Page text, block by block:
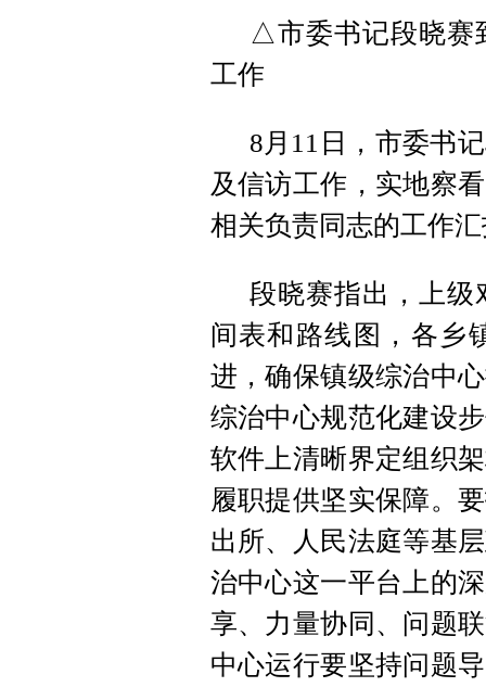
△市委书记段晓赛
工作
8月11日，市委书
及信访工作，实地察
相关负责同志的工作
段晓赛指出，上级
间表和路线图，各乡
进，确保镇级综治中
综治中心规范化建设
软件上清晰界定组织
履职提供坚实保障。
出所、人民法庭等基
治中心这一平台上的
享、力量协同、问题
中心运行要坚持问题